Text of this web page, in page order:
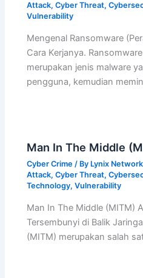
Attack,Cyber Threat,
Vulnerability
Mengenal Ransomware
Cara Kerjanya.
merupakan jenis malware
pengguna, kemudian
Man In The Middle
Cyber Crime / By Lynix
Attack,Cyber Threat,
Technology,Vulnerability
Man In The Middle (MITM)
Tersembunyi di Balik
(MITM) merupakan salah